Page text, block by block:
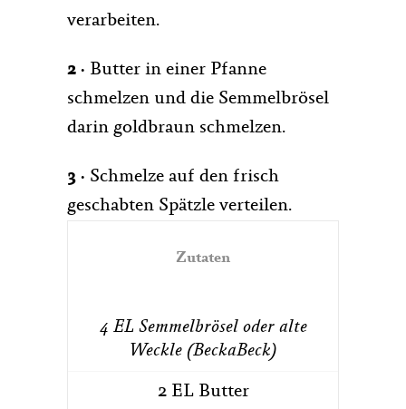
verarbeiten.
2 · Butter in einer Pfanne
schmelzen und die Semmelbrösel
darin goldbraun schmelzen.
3 · Schmelze auf den frisch
geschabten Spätzle verteilen.
Zutaten
4 EL Semmelbrösel oder alte
Weckle (BeckaBeck)
2 EL Butter